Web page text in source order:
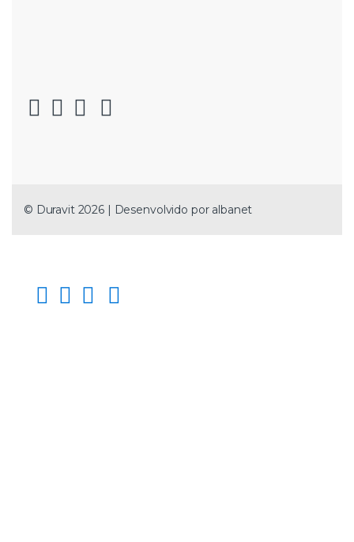
© Duravit 2026 | Desenvolvido por albanet